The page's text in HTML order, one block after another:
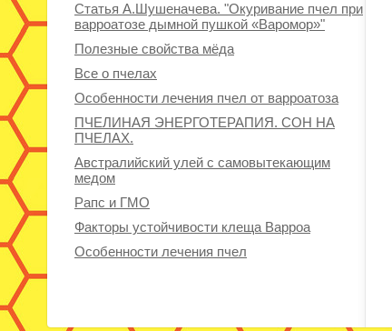
Статья А.Шушеначева. "Окуривание пчел при
варроатозе дымной пушкой «Варомор»"
Полезные свойства мёда
Все о пчелах
Особенности лечения пчел от варроатоза
ПЧЕЛИНАЯ ЭНЕРГОТЕРАПИЯ. СОН НА
ПЧЕЛАХ.
Австралийский улей с самовытекающим
медом
Рапс и ГМО
Факторы устойчивости клеща Варроа
Особенности лечения пчел